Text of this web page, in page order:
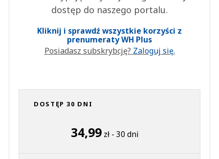
dostęp do naszego portalu.
Kliknij i sprawdź wszystkie korzyści z
prenumeraty WH Plus
Posiadasz subskrybcję? Zaloguj się.
DOSTĘP 30 DNI
34,99 zł - 30 dni